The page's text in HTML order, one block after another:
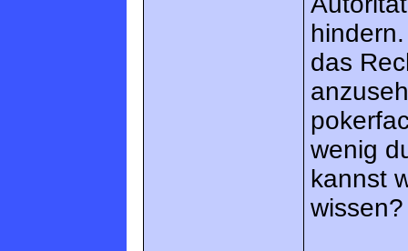
das
wenig
kannst
wissen?